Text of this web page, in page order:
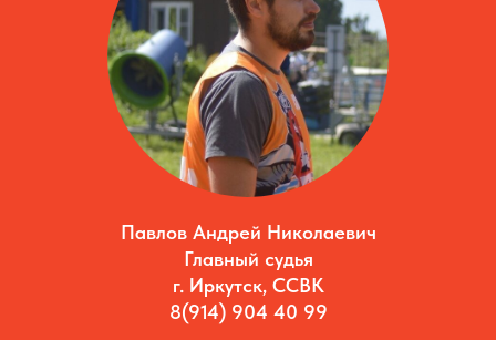
Павлов Андрей Николаевич
Главный судья
г. Иркутск, ССВК
8(914) 904 40 99